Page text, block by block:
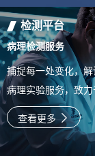
检测平台
病理检测服务
捕捉每一处变化，
病理实验服务，致
查看更多